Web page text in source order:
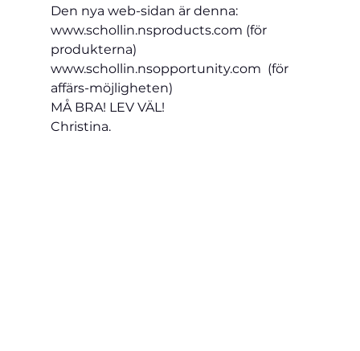
Den nya web-sidan är denna:
www.schollin.nsproducts.com (för
produkterna)
www.schollin.nsopportunity.com  (för
affärs-möjligheten)
MÅ BRA! LEV VÄL!
Christina.